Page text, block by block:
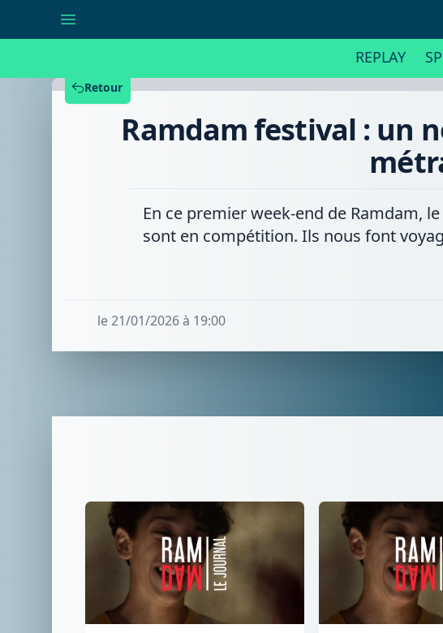
REPLAY
Retour
Ramdam festival : un
En ce premier week-end de Ramdam,
sont en compétition. Ils nous font
le 21/01/2026 à 19:00